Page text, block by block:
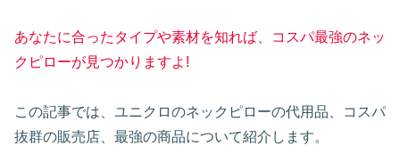
あなたに合ったタイプや素材を知れば、コスパ最強のネッ
クピローが見つかりますよ!
この記事では、ユニクロのネックピローの代用品、コスパ
抜群の販売店、最強の商品について紹介します。